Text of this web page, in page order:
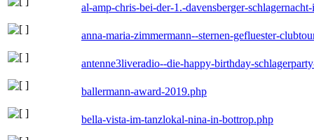
al-amp-chris-bei-der-1.-davensberger-
anna-maria-zimmermann--sternen-gefluester-
antenne3liveradio--die-happy-birthday-
ballermann-award-2019.php
bella-vista-im-tanzlokal-nina-in-bottrop.php